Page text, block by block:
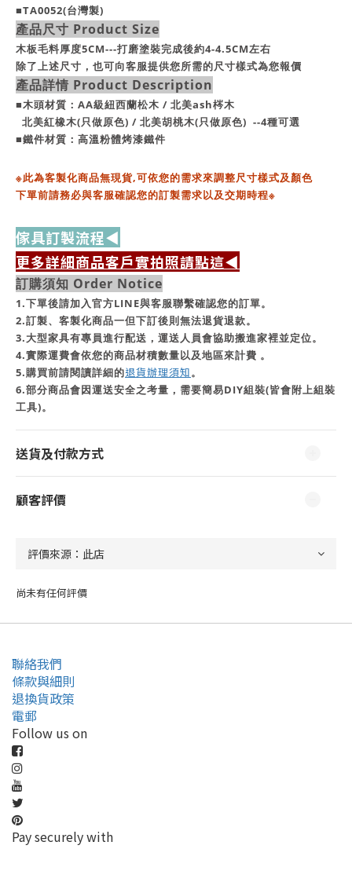
■TA0052(台灣製)
產品尺寸 Product Size
木板毛料厚度5CM---打磨塗裝完成後約4-4.5CM左右
除了上述尺寸，也可向客服提供您所需的尺寸樣式為您報價
產品詳情 Product Description
■木頭材質：AA級紐西蘭松木 / 北美ash梣木
北美紅橡木(只做原色) / 北美胡桃木(只做原色) --4種可選
■鐵件材質：高溫粉體烤漆鐵件
※此為客製化商品無現貨,可依您的需求來調整尺寸樣式及顏色
下單前請務必與客服確認您的訂製需求以及交期時程※
傢具訂製流程◀
更多詳細商品客戶實拍照請點這◀
訂購須知 Order Notice
1.下單後請加入官方LINE與客服聯繫確認您的訂單。
2.訂製、客製化商品一但下訂後則無法退貨退款。
3.大型家具有專員進行配送，運送人員會協助搬進家裡並定位。
4.實際運費會依您的商品材積數量以及地區來計費 。
5.購買前請閱讀詳細的退貨辦理須知。
6.部分商品會因運送安全之考量，需要簡易DIY組裝(皆會附上組裝
工具)。
送貨及付款方式
顧客評價
尚未有任何評價
聯絡我們
條款與細則
退換貨政策
電郵
Follow us on
Pay securely with